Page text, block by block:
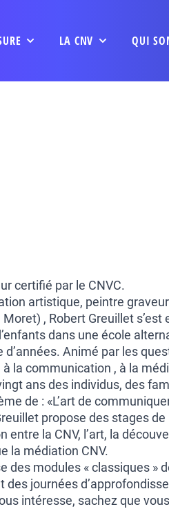
LA CNV QUI
certifié par le CNVC.
artistique, peintre
Moret) , Robert Greuillet
dans une école
d’années. Animé par les
à la communication , à la
ans des individus, des
de : «L’art de
propose des stages
entre la CNV, l’art, la
la médiation CNV.
des modules « classiques »
des journées
intéresse, sachez que